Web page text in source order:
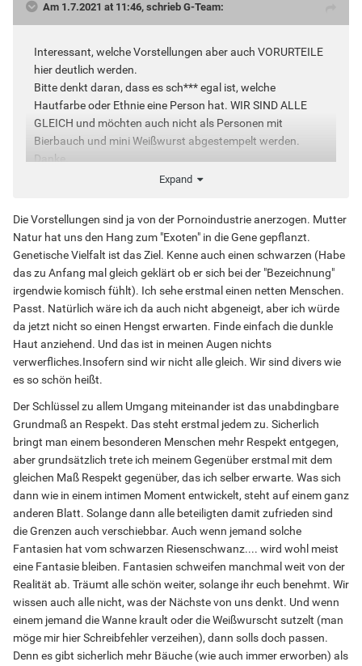
Am 1.7.2021 at 11:46, schrieb G-Team:
Interessant, welche Vorstellungen aber auch VORURTEILE
hier deutlich werden.
Bitte denkt daran, dass es sch*** egal ist, welche
Hautfarbe oder Ethnie eine Person hat. WIR SIND ALLE
GLEICH und möchten auch nicht als Personen mit
Bierbauch und mini Weißwurst abgestempelt werden.
Danke.
Expand
Die Vorstellungen sind ja von der Pornoindustrie anerzogen. Mutter
Natur hat uns den Hang zum "Exoten" in die Gene gepflanzt.
Genetische Vielfalt ist das Ziel. Kenne auch einen schwarzen (Habe
das zu Anfang mal gleich geklärt ob er sich bei der "Bezeichnung"
irgendwie komisch fühlt). Ich sehe erstmal einen netten Menschen.
Passt. Natürlich wäre ich da auch nicht abgeneigt, aber ich würde
da jetzt nicht so einen Hengst erwarten. Finde einfach die dunkle
Haut anziehend. Und das ist in meinen Augen nichts
verwerfliches.Insofern sind wir nicht alle gleich. Wir sind divers wie
es so schön heißt.
Der Schlüssel zu allem Umgang miteinander ist das unabdingbare
Grundmaß an Respekt. Das steht erstmal jedem zu. Sicherlich
bringt man einem besonderen Menschen mehr Respekt entgegen,
aber grundsätzlich trete ich meinem Gegenüber erstmal mit dem
gleichen Maß Respekt gegenüber, das ich selber erwarte. Was sich
dann wie in einem intimen Moment entwickelt, steht auf einem ganz
anderen Blatt. Solange dann alle beteiligten damit zufrieden sind
die Grenzen auch verschiebbar. Auch wenn jemand solche
Fantasien hat vom schwarzen Riesenschwanz.... wird wohl meist
eine Fantasie bleiben. Fantasien schweifen manchmal weit von der
Realität ab. Träumt alle schön weiter, solange ihr euch benehmt. Wir
wissen auch alle nicht, was der Nächste von uns denkt. Und wenn
einem jemand die Wanne krault oder die Weißwurscht sutzelt (man
möge mir hier Schreibfehler verzeihen), dann solls doch passen.
Denn es gibt sicherlich mehr Bäuche (wie auch immer erworben) als